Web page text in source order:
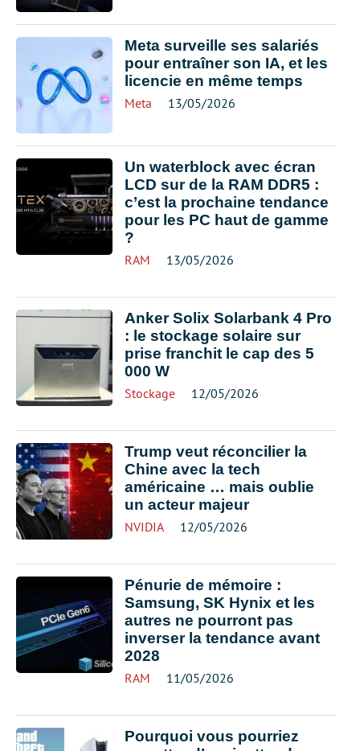
Meta surveille ses salariés
pour entraîner son IA, et les
licencie en même temps
Meta 13/05/2026
Un waterblock avec écran
LCD sur de la RAM DDR5 :
c’est la prochaine tendance
pour les PC haut de gamme
?
RAM 13/05/2026
Anker Solix Solarbank 4 Pro
: le stockage solaire sur
prise franchit le cap des 5
000 W
Stockage 12/05/2026
Trump veut réconcilier la
Chine avec la tech
américaine … mais oublie
un acteur majeur
NVIDIA 12/05/2026
Pénurie de mémoire :
Samsung, SK Hynix et les
autres ne pourront pas
inverser la tendance avant
2028
RAM 11/05/2026
Pourquoi vous pourriez